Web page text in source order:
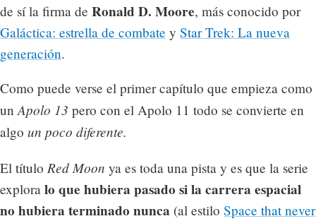
de sí la firma de Ronald D. Moore, más conocido por
Galáctica: estrella de combate y Star Trek: La nueva
generación.
Como puede verse el primer capítulo que empieza como
unApolo 13 pero con el Apolo 11 todo se convierte en
algo un poco diferente.
El título Red Moon ya es toda una pista y es que la serie
explora lo que hubiera pasado si la carrera espacial
no hubiera terminado nunca (al estilo Space that never